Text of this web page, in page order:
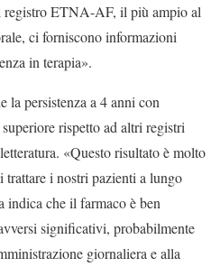
registro ETNA-AF, il più ampio al
ci forniscono informazioni
in terapia».
la persistenza a 4 anni con
rispetto ad altri registri
«Questo risultato è molto
i nostri pazienti a lungo
indica che il farmaco è ben
significativi, probabilmente
giornaliera e alla